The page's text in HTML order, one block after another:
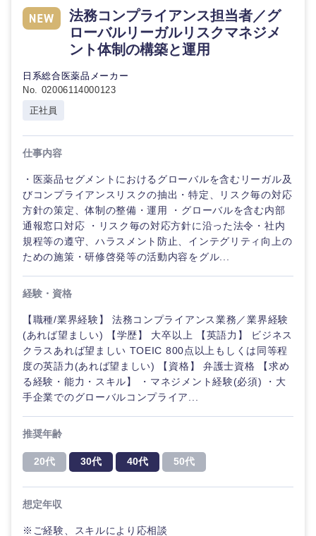
法務コンプライアンス担当者／グ
ローバルリーガルリスクマネジメ
ント体制の構築と運用
日系総合医薬品メーカー
No. 02006114000123
正社員
仕事内容
・医薬品セグメントにおけるグローバルを含むリーガル及
びコンプライアンスリスクの抽出・特定、リスク毎の対応
方針の策定、体制の整備・運用 ・グローバルを含む内部
通報窓口対応 ・リスク毎の対応方針に沿った法令・社内
規程等の遵守、ハラスメント防止、インテグリティ向上の
ための施策・研修啓発等の活動内容をグル...
経験・資格
【職種/業界経験】 法務コンプライアンス業務／業界経験
(あれば望ましい) 【学歴】 大卒以上 【英語力】 ビジネス
クラスあれば望ましい TOEIC 800点以上もしくは同等程
度の英語力(あれば望ましい) 【資格】 弁護士資格 【求め
る経験・能力・スキル】 ・マネジメント経験(必須) ・大
手企業でのグローバルコンプライア...
推奨年齢
20代 30代 40代 50代
想定年収
※ご経験、スキルにより応相談